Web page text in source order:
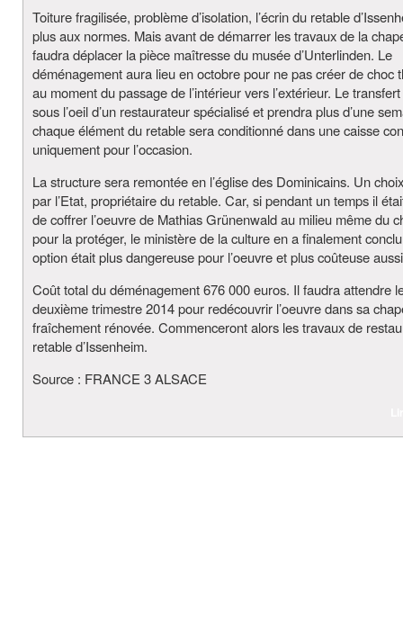
Toiture fragilisée, problème d’isolation, l’écrin du retable
plus aux normes. Mais avant de démarrer les travaux de la
faudra déplacer la pièce maîtresse du musée d’Unterlinden. Le
déménagement aura lieu en octobre pour ne pas créer de choc
au moment du passage de l’intérieur vers l’extérieur. Le
sous l’oeil d’un restaurateur spécialisé et prendra plus d’une
chaque élément du retable sera conditionné dans une caisse
uniquement pour l’occasion.
La structure sera remontée en l’église des Dominicains. Un
par l’Etat, propriétaire du retable. Car, si pendant un temps il
de coffrer l’oeuvre de Mathias Grünenwald au milieu même du
pour la protéger, le ministère de la culture en a finalement
option était plus dangereuse pour l’oeuvre et plus coûteuse
Coût total du déménagement 676 000 euros. Il faudra attendre
deuxième trimestre 2014 pour redécouvrir l’oeuvre dans sa
fraîchement rénovée. Commenceront alors les travaux de
retable d’Issenheim.
Source : FRANCE 3 ALSACE